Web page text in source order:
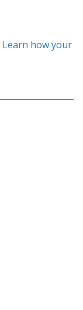
Learn how your